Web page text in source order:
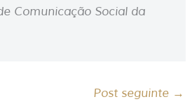
Comunicação Social da
Post seguinte →